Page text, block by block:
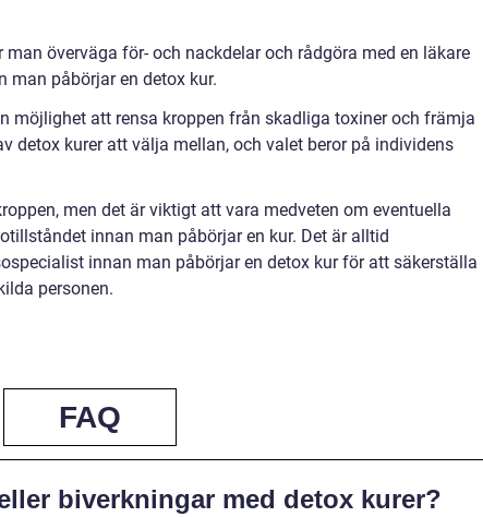
överväga för- och nackdelar och rådgöra med en läkare
man påbörjar en detox kur.
möjlighet att rensa kroppen från skadliga toxiner och främja
detox kurer att välja mellan, och valet beror på individens
men det är viktigt att vara medveten om eventuella
innan man påbörjar en kur. Det är alltid
innan man påbörjar en detox kur för att säkerställa
personen.
FAQ
biverkningar med detox kurer?